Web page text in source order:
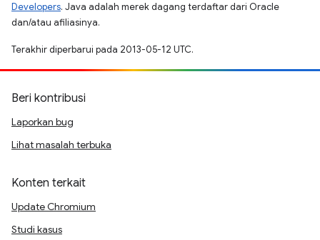
Developers. Java adalah merek dagang terdaftar dari Oracle
dan/atau afiliasinya.
Terakhir diperbarui pada 2013-05-12 UTC.
Beri kontribusi
Laporkan bug
Lihat masalah terbuka
Konten terkait
Update Chromium
Studi kasus